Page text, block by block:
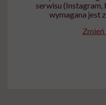
serwisu (Instagram,
wymagana jest
Zmień